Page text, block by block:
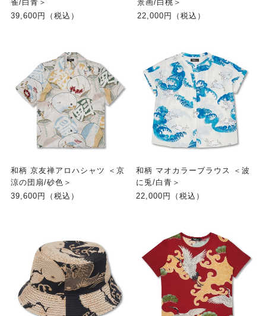
雀/白青＞
39,600円（税込）
景画/白桃＞
22,000円（税込）
和柄 京友禅アロハシャツ ＜京
涼の団扇/砂色＞
39,600円（税込）
和柄 マオカラーブラウス ＜波
に兎/白青＞
22,000円（税込）